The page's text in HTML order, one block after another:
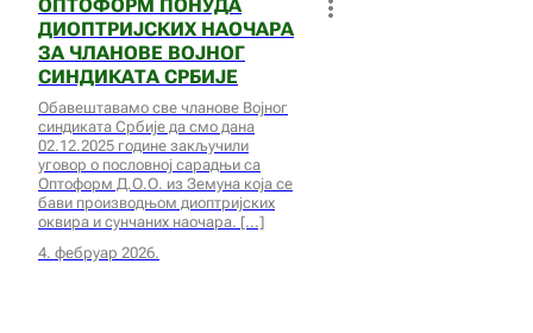
ОПТОФОРМ ПОНУДА
ДИОПТРИЈСКИХ НАОЧАРА
ЗА ЧЛАНОВЕ ВОЈНОГ
СИНДИКАТА СРБИЈЕ
Обавештавамо све чланове Војног
синдиката Србије да смо дана
02.12.2025 године закључили
уговор о пословној сарадњи са
Оптоформ Д.О.О. из Земуна која се
бави производњом диоптријских
оквира и сунчаних наочара.
4. фебруар 2026.